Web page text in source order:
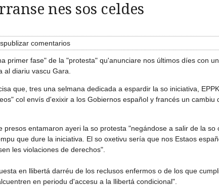
nes sos celdes
comentarios
primer fase" de la "protesta" qu'anunciare nos últimos díes con un
diariu vascu Gara.
que, tres una selmana dedicada a espardir la so iniciativa, EPPK
col envís d'exixir a los Gobiernos español y francés un cambiu
entamaron ayeri la so protesta "negándose a salir de la so
que dure la iniciativa. El so oxetivu sería que nos Estaos
les violaciones de derechos".
en llibertá darréu de los reclusos enfermos o de los que
en periodu d'accesu a la llibertá condicional".